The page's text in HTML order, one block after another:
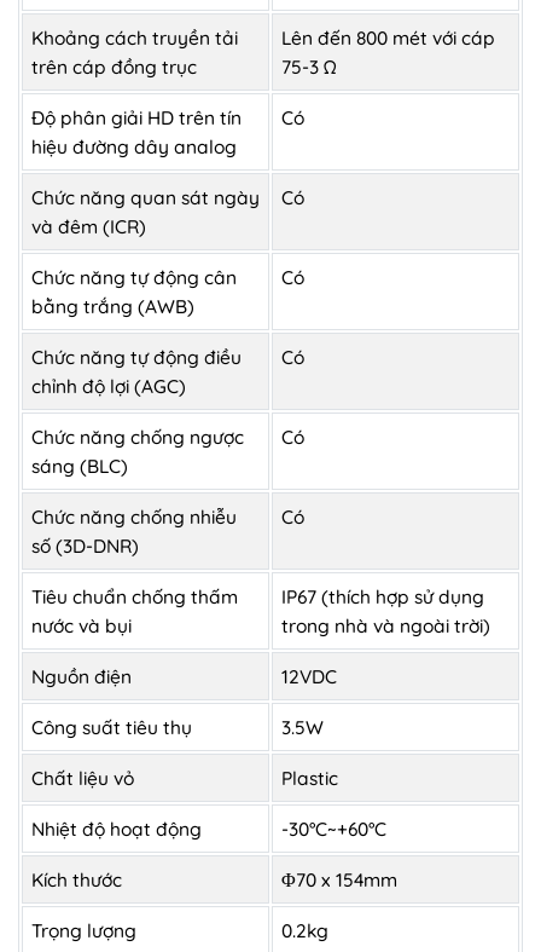
Khoảng cách truyền tải
trên cáp đồng trục
Lên đến 800 mét với cáp
75-3 Ω
Độ phân giải HD trên tín
hiệu đường dây analog
Có
Chức năng quan sát ngày
và đêm (ICR)
Có
Chức năng tự động cân
bằng trắng (AWB)
Có
Chức năng tự động điều
chỉnh độ lợi (AGC)
Có
Chức năng chống ngược
sáng (BLC)
Có
Chức năng chống nhiễu
số (3D-DNR)
Có
Tiêu chuẩn chống thấm
nước và bụi
IP67 (thích hợp sử dụng
trong nhà và ngoài trời)
Nguồn điện 12VDC
Công suất tiêu thụ 3.5W
Chất liệu vỏ Plastic
Nhiệt độ hoạt động -30°C~+60°C
Kích thước Φ70 x 154mm
Trọng lượng 0.2kg